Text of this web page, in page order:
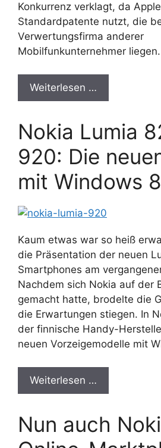
Konkurrenz verklagt, da
Standardpatente nutzt, die
Verwertungsfirma anderer
Mobilfunkunternehmer liegen.
Weiterlesen …
Nokia Lumia
920: Die
mit Windows 8
Kaum etwas war so heiß
die Präsentation der neuen
Smartphones am
Nachdem sich Nokia auf der
gemacht hatte, brodelte die
die Erwartungen stiegen. In
der finnische Handy-
neuen Vorzeigemodelle mit
Weiterlesen …
Nun auch